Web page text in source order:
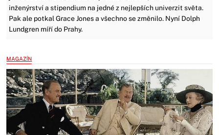
inženýrství a stipendium na jedné z nejlepších univerzit světa.
Pak ale potkal Grace Jones a všechno se změnilo. Nyní Dolph
Lundgren míří do Prahy.
MAGAZÍN